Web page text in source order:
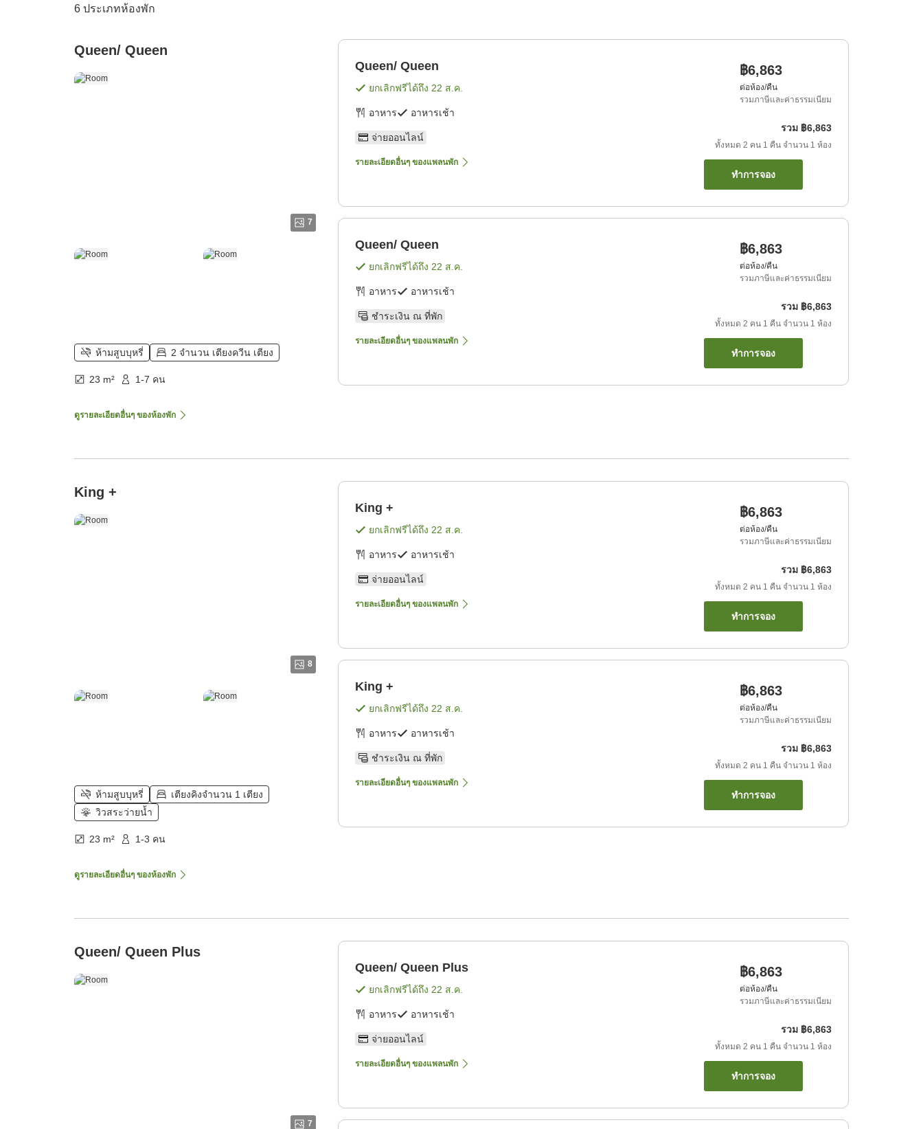
6 ประเภทห้องพัก
Queen/ Queen
7
ห้ามสูบบุหรี่ 2 จำนวน เตียงควีน เตียง
23 m² 1-7 คน
ดูรายละเอียดอื่นๆ ของห้องพัก
Queen/ Queen
ยกเลิกฟรีได้ถึง 22 ส.ค.
อาหาร อาหารเช้า
จ่ายออนไลน์
รายละเอียดอื่นๆ ของแพลนพัก
฿6,863
ต่อห้อง/คืน
รวมภาษีและค่าธรรมเนียม
รวม ฿6,863
ทั้งหมด 2 คน 1 คืน จำนวน 1 ห้อง
ทำการจอง
Queen/ Queen
ยกเลิกฟรีได้ถึง 22 ส.ค.
อาหาร อาหารเช้า
ชำระเงิน ณ ที่พัก
รายละเอียดอื่นๆ ของแพลนพัก
฿6,863
ต่อห้อง/คืน
รวมภาษีและค่าธรรมเนียม
รวม ฿6,863
ทั้งหมด 2 คน 1 คืน จำนวน 1 ห้อง
ทำการจอง
King +
8
ห้ามสูบบุหรี่
เตียงคิงจำนวน 1 เตียง
วิวสระว่ายน้ำ
23 m² 1-3 คน
ดูรายละเอียดอื่นๆ ของห้องพัก
King +
ยกเลิกฟรีได้ถึง 22 ส.ค.
อาหาร อาหารเช้า
จ่ายออนไลน์
รายละเอียดอื่นๆ ของแพลนพัก
฿6,863
ต่อห้อง/คืน
รวมภาษีและค่าธรรมเนียม
รวม ฿6,863
ทั้งหมด 2 คน 1 คืน จำนวน 1 ห้อง
ทำการจอง
King +
ยกเลิกฟรีได้ถึง 22 ส.ค.
อาหาร อาหารเช้า
ชำระเงิน ณ ที่พัก
รายละเอียดอื่นๆ ของแพลนพัก
฿6,863
ต่อห้อง/คืน
รวมภาษีและค่าธรรมเนียม
รวม ฿6,863
ทั้งหมด 2 คน 1 คืน จำนวน 1 ห้อง
ทำการจอง
Queen/ Queen Plus
7
Queen/ Queen Plus
ยกเลิกฟรีได้ถึง 22 ส.ค.
อาหาร อาหารเช้า
จ่ายออนไลน์
รายละเอียดอื่นๆ ของแพลนพัก
฿6,863
ต่อห้อง/คืน
รวมภาษีและค่าธรรมเนียม
รวม ฿6,863
ทั้งหมด 2 คน 1 คืน จำนวน 1 ห้อง
ทำการจอง